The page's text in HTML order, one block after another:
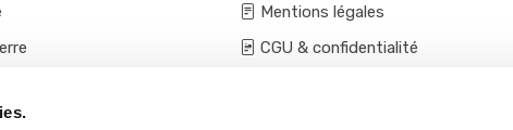
Mentions légales
CGU & confidentialité